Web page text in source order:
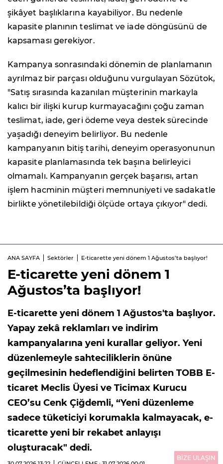
şikâyet başlıklarına kayabiliyor. Bu nedenle
kapasite planının teslimat ve iade döngüsünü de
kapsaması gerekiyor.
Kampanya sonrasındaki dönemin de planlamanın
ayrılmaz bir parçası olduğunu vurgulayan Sözütok,
"Satış sırasında kazanılan müşterinin markayla
kalıcı bir ilişki kurup kurmayacağını çoğu zaman
teslimat, iade, geri ödeme veya destek sürecinde
yaşadığı deneyim belirliyor. Bu nedenle
kampanyanın bitiş tarihi, deneyim operasyonunun
kapasite planlamasında tek başına belirleyici
olmamalı. Kampanyanın gerçek başarısı, artan
işlem hacminin müşteri memnuniyeti ve sadakatle
birlikte yönetilebildiği ölçüde ortaya çıkıyor" dedi.
ANA SAYFA Sektörler E-ticarette yeni dönem 1 Ağustos’ta başlıyor!
E-ticarette yeni dönem 1
Ağustos’ta başlıyor!
E-ticarette yeni dönem 1 Ağustos'ta başlıyor.
Yapay zekâ reklamları ve indirim
kampanyalarına yeni kurallar geliyor. Yeni
düzenlemeyle sahteciliklerin önüne
geçilmesinin hedeflendiğini belirten TOBB E-
ticaret Meclis Üyesi ve Ticimax Kurucu
CEO’su Cenk Çiğdemli, “Yeni düzenleme
sadece tüketiciyi korumakla kalmayacak, e-
ticarette yeni bir rekabet anlayışı
oluşturacak" dedi.
BİZE ULAŞIN